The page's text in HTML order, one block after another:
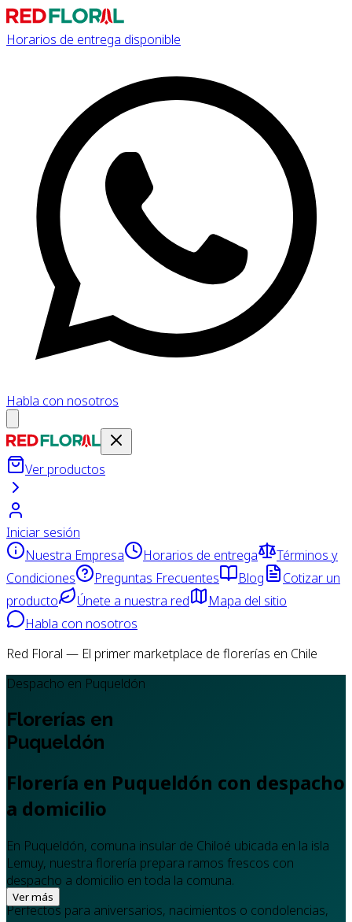
Horarios de entrega disponible
Habla con nosotros
Ver productos
Iniciar sesión
Nuestra Empresa
Horarios de entrega
Términos y
Condiciones
Preguntas Frecuentes Blog
Cotizar un
producto
Únete a nuestra red
Mapa del sitio
Habla con nosotros
Red Floral — El primer marketplace de florerías en Chile
Despacho en Puqueldón
Florerías en
Puqueldón
Florería en Puqueldón con despacho
a domicilio
En Puqueldón, comuna insular de Chiloé ubicada en la isla
Lemuy, nuestra florería prepara ramos frescos con
despacho a domicilio en toda la comuna.
Perfectos para aniversarios, nacimientos o condolencias,
Ver más